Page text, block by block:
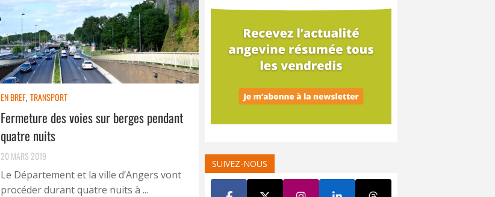
EN BREF, TRANSPORT
Fermeture des voies sur berges pendant
quatre nuits
20 MARS 2019
Le Département et la ville d’Angers vont
procéder durant quatre nuits à ...
SUIVEZ-NOUS